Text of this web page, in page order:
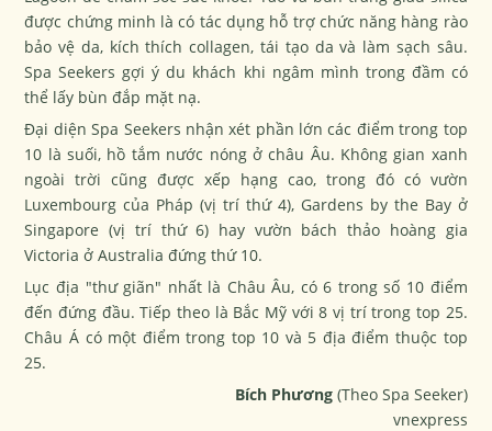
được chứng minh là có tác dụng hỗ trợ chức năng hàng rào
bảo vệ da, kích thích collagen, tái tạo da và làm sạch sâu.
Spa Seekers gợi ý du khách khi ngâm mình trong đầm có
thể lấy bùn đắp mặt nạ.
Đại diện Spa Seekers nhận xét phần lớn các điểm trong top
10 là suối, hồ tắm nước nóng ở châu Âu. Không gian xanh
ngoài trời cũng được xếp hạng cao, trong đó có vườn
Luxembourg của Pháp (vị trí thứ 4), Gardens by the Bay ở
Singapore (vị trí thứ 6) hay vườn bách thảo hoàng gia
Victoria ở Australia đứng thứ 10.
Lục địa "thư giãn" nhất là Châu Âu, có 6 trong số 10 điểm
đến đứng đầu. Tiếp theo là Bắc Mỹ với 8 vị trí trong top 25.
Châu Á có một điểm trong top 10 và 5 địa điểm thuộc top
25.
Bích Phương(Theo Spa Seeker)
vnexpress